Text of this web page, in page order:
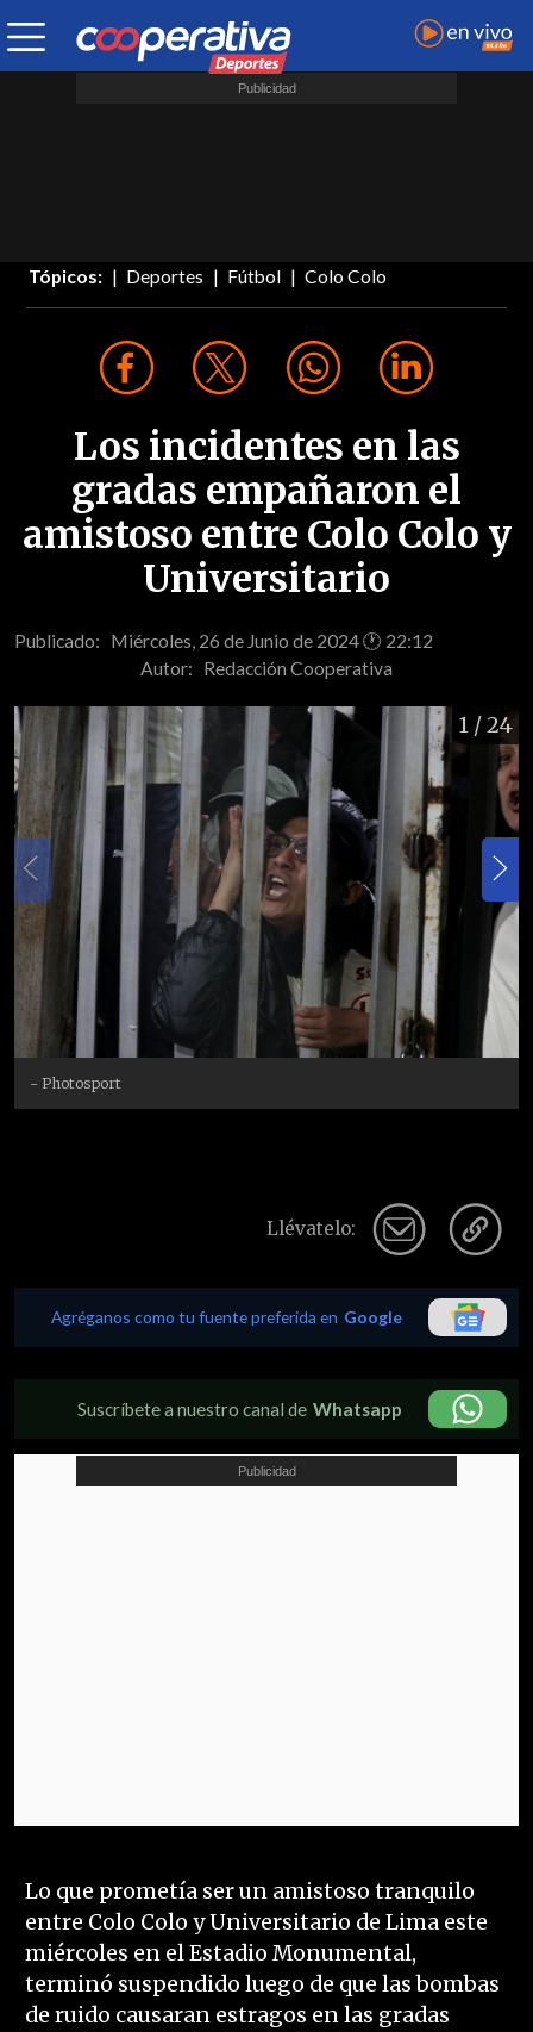
Tópicos: Deportes Fútbol Colo Colo
Los incidentes en las
gradas empañaron el
amistoso entre Colo Colo y
Universitario
Publicado: Miércoles, 26 de Junio de 2024 🕐 22:12
Autor: Redacción Cooperativa
1 / 24
- Photosport
Llévatelo:
Agréganos como tu fuente preferida en Google
Suscríbete a nuestro canal de Whatsapp
Lo que prometía ser un amistoso tranquilo
entre Colo Colo y Universitario de Lima este
miércoles en el Estadio Monumental,
terminó suspendido luego de que las bombas
de ruido causaran estragos en las gradas